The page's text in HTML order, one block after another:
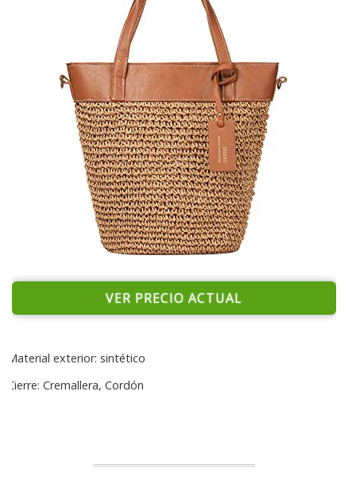
VER PRECIO ACTUAL
Material exterior: sintético
Cierre: Cremallera, Cordón